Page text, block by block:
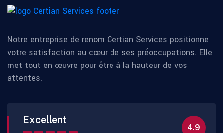
Notre entreprise de renom Certian Services positionne
votre satisfaction au cœur de ses préoccupations. Elle
met tout en œuvre pour être à la hauteur de vos
attentes.
Excellent
4.9